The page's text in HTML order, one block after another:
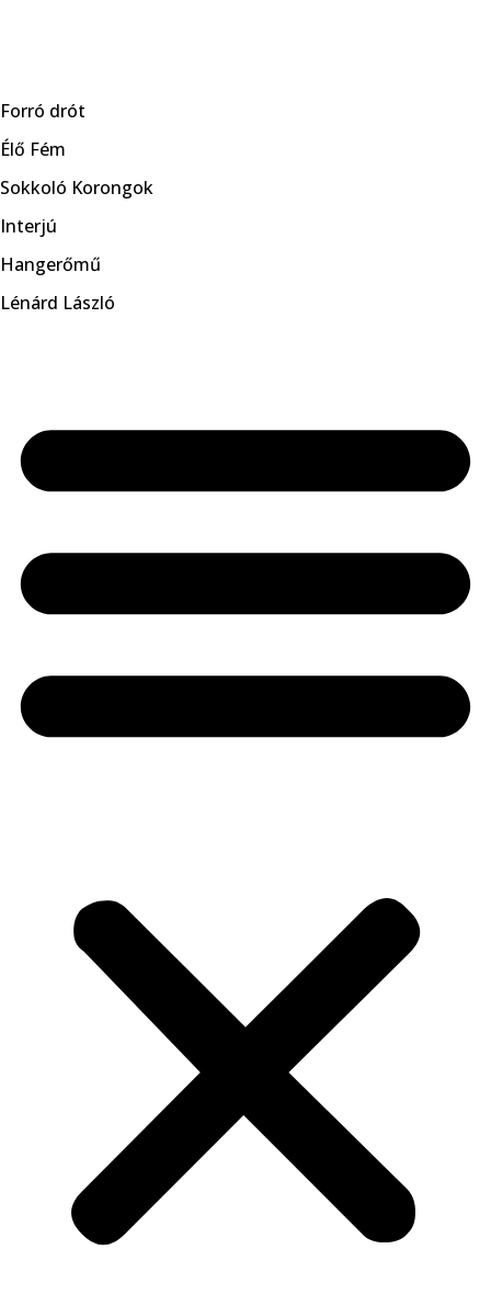
content
Forró drót
Élő Fém
Sokkoló Korongok
Interjú
Hangerőmű
Lénárd László